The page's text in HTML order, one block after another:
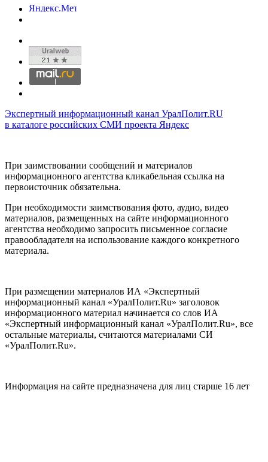
Экспертный информационный канал УралПолит.RU
в каталоге российских СМИ проекта Яндекс
При заимствовании сообщений и материалов
информационного агентства кликабельная ссылка на
первоисточник обязательна.
При необходимости заимствования фото, аудио, видео
материалов, размещенных на сайте информационного
агентства необходимо запросить письменное согласие
правообладателя на использование каждого конкретного
материала.
При размещении материалов ИА «Экспертный
информационный канал «УралПолит.Ru» заголовок
информационного материал начинается со слов ИА
«Экспертный информационный канал «УралПолит.Ru», все
остальные материалы, считаются материалами СИ
«УралПолит.Ru».
Информация на сайте предназначена для лиц старше 16 лет